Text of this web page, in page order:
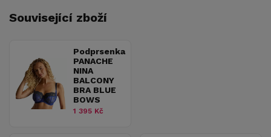
Související zboží
Podprsenka
PANACHE
NINA
BALCONY
BRA BLUE
BOWS
1 395 Kč